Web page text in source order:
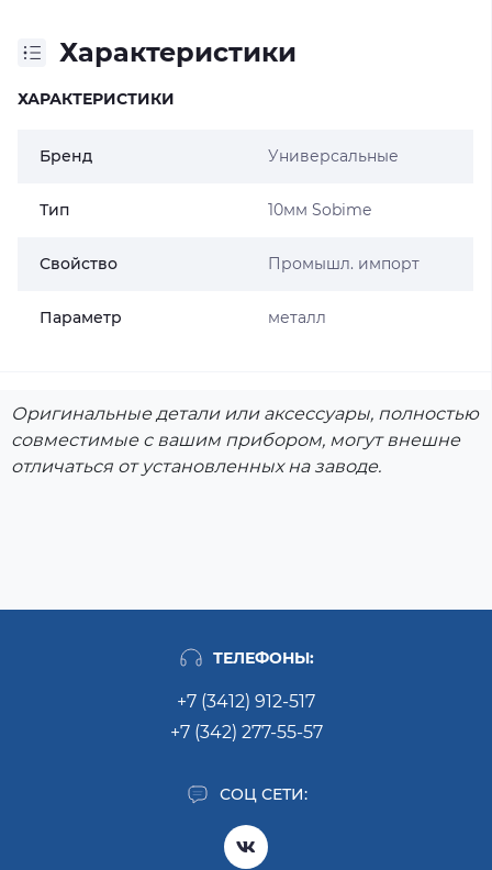
Характеристики
ХАРАКТЕРИСТИКИ
Бренд Универсальные
Тип 10мм Sobime
Свойство Промышл. импорт
Параметр металл
Оригинальные детали или аксессуары, полностью
совместимые с вашим прибором, могут внешне
отличаться от установленных на заводе.
ТЕЛЕФОНЫ:
+7 (3412) 912-517
+7 (342) 277-55-57
СОЦ СЕТИ: